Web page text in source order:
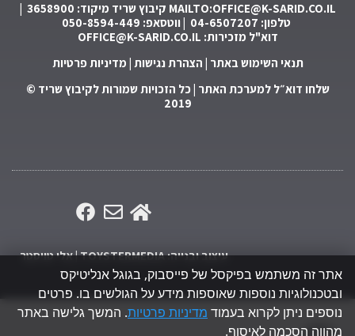
MAILTO:OFFICE@K-SARID.CO.IL
טלפון: 04-6507207 | ווטסאפ: 050-8594-449
דוא"ל מזכירות: OFFICE@K-SARID.CO.IL
תנאי השימוש באתר הצהרת נגישות מדיניות פרטיות
שלחו דוא״ל למערכת האתר | כל הזכויות שמורות לקיבוץ שריד ©
2019
עיצוב ובנייה: TOYSTERMEDIA | אלי טויסטר
אתר זה משתמש בפיקסל של פייסבוק, בגוגל אנליטיקס
ובטכנולוגיות נוספות שאוספות מידע על הגולשים בו. פרטים
נוספים ניתן לקרוא בעמוד מדיניות פרטיות. המשך גלישה באתר
מהווה הסכמה לאיסוף.